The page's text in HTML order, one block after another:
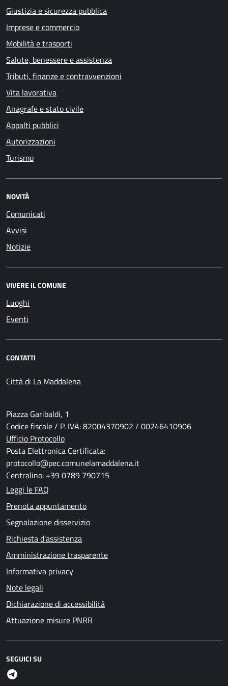
Giustizia e sicurezza pubblica
Imprese e commercio
Mobilità e trasporti
Salute, benessere e assistenza
Tributi, finanze e contravvenzioni
Vita lavorativa
Anagrafe e stato civile
Appalti pubblici
Autorizzazioni
Turismo
NOVITÀ
Comunicati
Avvisi
Notizie
VIVERE IL COMUNE
Luoghi
Eventi
CONTATTI
Città di La Maddalena
Piazza Garibaldi, 1
Codice fiscale / P. IVA: 82004370902 / 00246410906
Ufficio Protocollo
Posta Elettronica Certificata:
protocollo@pec.comunelamaddalena.it
Centralino: +39 0789 790715
Leggi le FAQ
Prenota appuntamento
Segnalazione disservizio
Richiesta d'assistenza
Amministrazione trasparente
Informativa privacy
Note legali
Dichiarazione di accessibilità
Attuazione misure PNRR
SEGUICI SU